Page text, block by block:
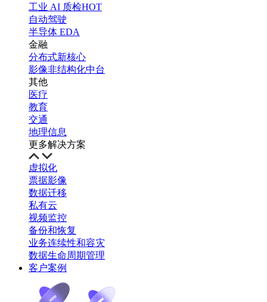
工业 AI 质检HOT
自动驾驶
半导体 EDA
金融
分布式新核心
影像非结构化中台
其他
医疗
教育
交通
地理信息
更多解决方案
虚拟化
票据影像
数据迁移
私有云
视频监控
备份和恢复
业务连续性和容灾
数据生命周期管理
客户案例